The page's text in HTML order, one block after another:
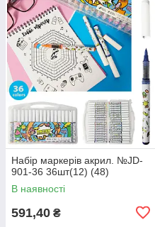
Набір маркерів акрил. №JD-
901-36 36шт(12) (48)
В наявності
591,40 ₴